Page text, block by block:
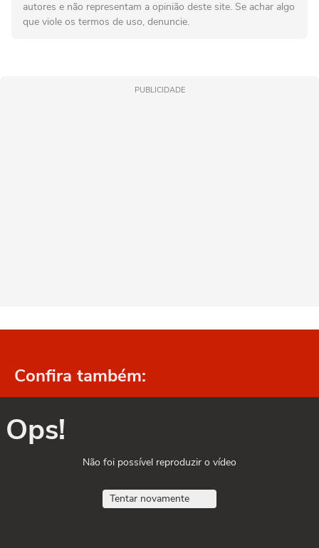
autores e não representam a opinião deste site. Se achar algo
que viole os termos de uso, denuncie.
PUBLICIDADE
Confira também:
Ops!
Não foi possível reproduzir o vídeo
Tentar novamente